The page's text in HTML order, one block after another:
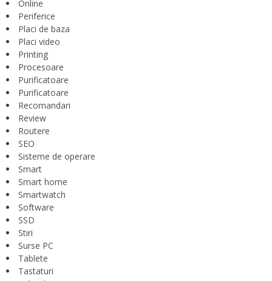
Online
Periferice
Placi de baza
Placi video
Printing
Procesoare
Purificatoare
Purificatoare
Recomandari
Review
Routere
SEO
Sisteme de operare
Smart
Smart home
Smartwatch
Software
SSD
Stiri
Surse PC
Tablete
Tastaturi